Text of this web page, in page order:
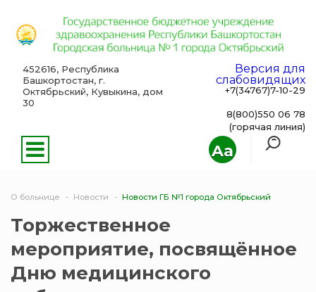
Aa
452616, Республика
Башкортостан, г.
Октябрьский, Кувыкина, дом
30
Версия для
слабовидящих
+7(34767)7-10-29
8(800)550 06 78
(горячая линия)
О больнице Новости Новости ГБ №1 города Октябрьский
Торжественное
мероприятие, посвящённое
Дню медицинского